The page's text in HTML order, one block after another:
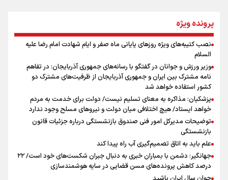
جمله‌ای که بغض چهارماهه را شکست؛ «آهای مردم، آقا از
تهران رفتند»
سه حسرتی که به دلم ماند
اینفو برنا / توصیه‌هایی طلایی برای پیاده روی اربعین
اینفو برنا / جدول کامل فاصله مرز شلمچه تا شهرهای زیارتی
پرونده ویژه
نصب کتیبه‌های ویژه روزهای پایانی ماه صفر و ایام شهادت امام رضا علیه
السلام
وزیر ورزش و جوانان در گفتگو با رسانه‌های جمهوری آذربایجان: در تفاهم
نامه مشترک بین ایران و جمهوری آذربایجان از ظرفیت‌های مشترک دو
کشور استفاده خواهد شد
پزشکیان: مذاکره به معنای تسلیم نیست/ دولت برای خدمت به مردم
خواهد ایستاد/ هیچ اختلافی میان دولت و نیروهای مسلح وجود ندارد
توضیحات مدیرکل امور فنی صندوق بازنشستگی درباره جزئیات قانون
بازنشستگی
علم باید به اتاق تصمیم‌گیری آب راه پیدا کند
جهانگیر: دشمن با بمباران خبری به دنبال جبران شکست‌های خود است/ ۲۲
درصد کاهش پرونده‌های مسن قضایی در سایه هوشمندسازی